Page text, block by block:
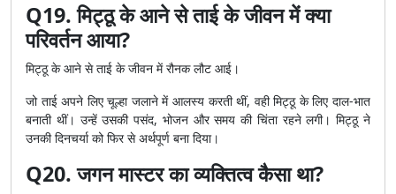
Q19. मिट्ठू के आने से ताई के जीवन में क्या
परिवर्तन आया?
मिट्ठू के आने से ताई के जीवन में रौनक लौट आई।
जो ताई अपने लिए चूल्हा जलाने में आलस्य करती थीं, वही मिट्ठू के लिए दाल-भात
बनाती थीं। उन्हें उसकी पसंद, भोजन और समय की चिंता रहने लगी। मिट्ठू ने
उनकी दिनचर्या को फिर से अर्थपूर्ण बना दिया।
Q20. जगन मास्टर का व्यक्तित्व कैसा था?